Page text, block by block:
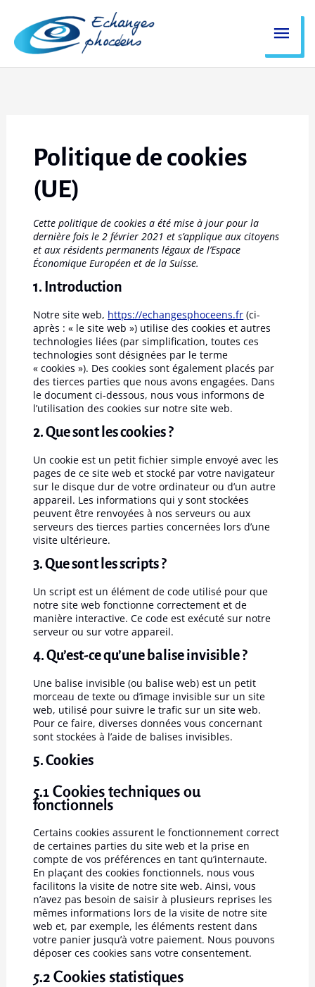
contenu
Politique de cookies
(UE)
Cette politique de cookies a été mise à jour pour la
dernière fois le 2 février 2021 et s’applique aux citoyens
et aux résidents permanents légaux de l’Espace
Économique Européen et de la Suisse.
1. Introduction
Notre site web, https://echangesphoceens.fr (ci-
après : « le site web ») utilise des cookies et autres
technologies liées (par simplification, toutes ces
technologies sont désignées par le terme
« cookies »). Des cookies sont également placés par
des tierces parties que nous avons engagées. Dans
le document ci-dessous, nous vous informons de
l’utilisation des cookies sur notre site web.
2. Que sont les cookies ?
Un cookie est un petit fichier simple envoyé avec les
pages de ce site web et stocké par votre navigateur
sur le disque dur de votre ordinateur ou d’un autre
appareil. Les informations qui y sont stockées
peuvent être renvoyées à nos serveurs ou aux
serveurs des tierces parties concernées lors d’une
visite ultérieure.
3. Que sont les scripts ?
Un script est un élément de code utilisé pour que
notre site web fonctionne correctement et de
manière interactive. Ce code est exécuté sur notre
serveur ou sur votre appareil.
4. Qu’est-ce qu’une balise invisible ?
Une balise invisible (ou balise web) est un petit
morceau de texte ou d’image invisible sur un site
web, utilisé pour suivre le trafic sur un site web.
Pour ce faire, diverses données vous concernant
sont stockées à l’aide de balises invisibles.
5. Cookies
5.1 Cookies techniques ou
fonctionnels
Certains cookies assurent le fonctionnement correct
de certaines parties du site web et la prise en
compte de vos préférences en tant qu’internaute.
En plaçant des cookies fonctionnels, nous vous
facilitons la visite de notre site web. Ainsi, vous
n’avez pas besoin de saisir à plusieurs reprises les
mêmes informations lors de la visite de notre site
web et, par exemple, les éléments restent dans
votre panier jusqu’à votre paiement. Nous pouvons
déposer ces cookies sans votre consentement.
5.2 Cookies statistiques